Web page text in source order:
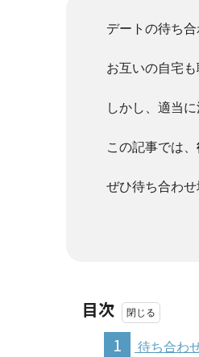
デートの待ち
お互いの自宅
しかし、適当
この記事では、
ぜひ待ち合わせ
目次
1
待ち合わ